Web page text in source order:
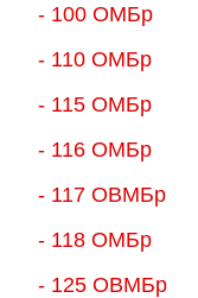
- 100 ОМБр
- 110 ОМБр
- 115 ОМБр
- 116 ОМБр
- 117 ОВМБр
- 118 ОМБр
- 125 ОВМБр